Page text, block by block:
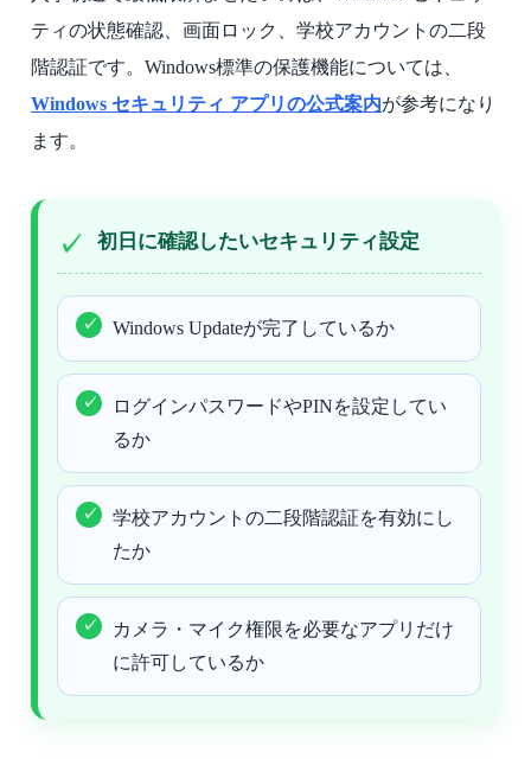
ティの状態確認、画面ロック、学校アカウントの二段
階認証です。Windows標準の保護機能については、
Windows セキュリティ アプリの公式案内が参考になり
ます。
初日に確認したいセキュリティ設定
Windows Updateが完了しているか
ログインパスワードやPINを設定してい
るか
学校アカウントの二段階認証を有効にし
たか
カメラ・マイク権限を必要なアプリだけ
に許可しているか